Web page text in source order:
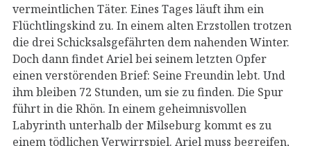
vermeintlichen Täter. Eines Tages läuft ihm ein
Flüchtlingskind zu. In einem alten Erzstollen trotzen
die drei Schicksalsgefährten dem nahenden Winter.
Doch dann findet Ariel bei seinem letzten Opfer
einen verstörenden Brief: Seine Freundin lebt. Und
ihm bleiben 72 Stunden, um sie zu finden. Die Spur
führt in die Rhön. In einem geheimnisvollen
Labyrinth unterhalb der Milseburg kommt es zu
einem tödlichen Verwirrspiel. Ariel muss begreifen,